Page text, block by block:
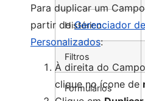
Histórico
Filtros
Formulários
Para duplicar um
partir doGerenciador
Personalizados:
À direita do
clique no ícone de